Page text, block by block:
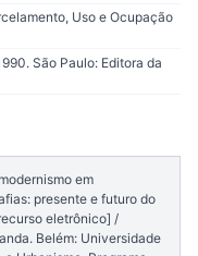
Uso e Ocupação
São Paulo: Editora da
em
presente e futuro do
eletrônico] /
Belém: Universidade